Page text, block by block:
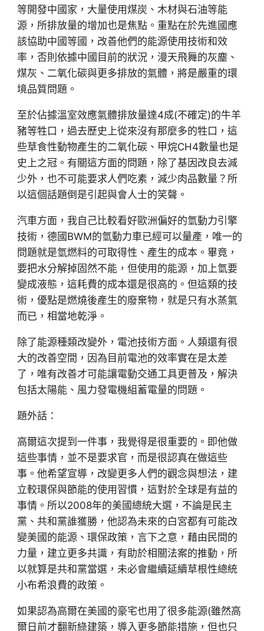
等開發中國家，大量使用煤炭、木材與石油等能
源，所排放量的增加也是焦點。重點在於先進國應
該協助中國等國，改善他們的能源使用技術和效
率，否則依據中國目前的狀況，漫天飛舞的灰塵、
煤灰、二氧化碳與更多排放的氣體，將是嚴重的環
境品質問題。
至於佔據溫室效應氣體排放量達4成(不確定)的牛羊
豬等牲口，過去歷史上從來沒有那麼多的牲口，這
些草食性動物產生的二氧化碳、甲烷CH4數量也是
史上之冠。有關這方面的問題，除了基因改良去減
少外，也不可能要求人們吃素，減少肉品數量？所
以這個話題倒是引起與會人士的笑聲。
汽車方面，我自己比較看好歐洲偏好的氫動力引擎
技術，德國BWM的氫動力車已經可以量產，唯一的
問題就是氫燃料的可取得性、產生的成本。畢竟，
要把水分解掉固然不能，但使用的能源，加上氫要
變成液態，這耗費的成本還是很高的。但這類的技
術，優點是燃燒後產生的廢棄物，就是只有水蒸氣
而已，相當地乾淨。
除了能源種類改變外，電池技術方面。人類還有很
大的改善空間，因為目前電池的效率實在是太差
了，唯有改善才可能讓電動交通工具更普及，解決
包括太陽能、風力發電機組蓄電量的問題。
題外話：
高爾這次提到一件事，我覺得是很重要的。即他做
這些事情，並不是要求官，而是很認真在做這些
事。他希望宣導，改變更多人們的觀念與想法，建
立較環保與節能的使用習慣，這對於全球是有益的
事情。所以2008年的美國總統大選，不論是民主
黨、共和黨誰獲勝，他認為未來的白宮都有可能改
變美國的能源、環保政策，言下之意，藉由民間的
力量，建立更多共識，有助於相關法案的推動，所
以就算是共和黨當選，未必會繼續延續草根性總統
小布希浪費的政策。
如果認為高爾在美國的豪宅也用了很多能源(雖然高
爾日前才翻新綠建築，導入更多節能措施，但也只